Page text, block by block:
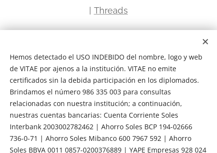
Threads
Sede Santa Anita · Ate · El Agustino | Avenida Nicolás Ayllón
2941 El Agustino, Lima | Centro Empresarial Céntrica
VITAE ESCUELA DE ESPECIALIZACIÓN EJECUTIVA RUC 20602114130 |
INDECOPI PROPIEDAD INTELECTUAL 00130931 | CÁMARA DE COMERCIO
CCL 00052 894.1
Hemos detectado el USO INDEBIDO del nombre, logo y web
de VITAE por ajenos a la institución. VITAE no emite
certificados sin la debida participación en los diplomados.
Brindamos el número 986 335 003 para consultas
relacionadas con nuestra institución; a continuación,
nuestras cuentas bancarias: Cuenta Corriente Soles
Interbank 2003002782462 | Ahorro Soles BCP 194-02666
736-0-71 | Ahorro Soles Mibanco 600 7967 592 | Ahorro
Soles BBVA 0011 0857-0200376889 | YAPE Empresas 928 024